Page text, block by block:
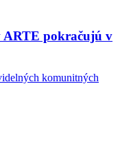
ARTE pokračujú v
komunitných